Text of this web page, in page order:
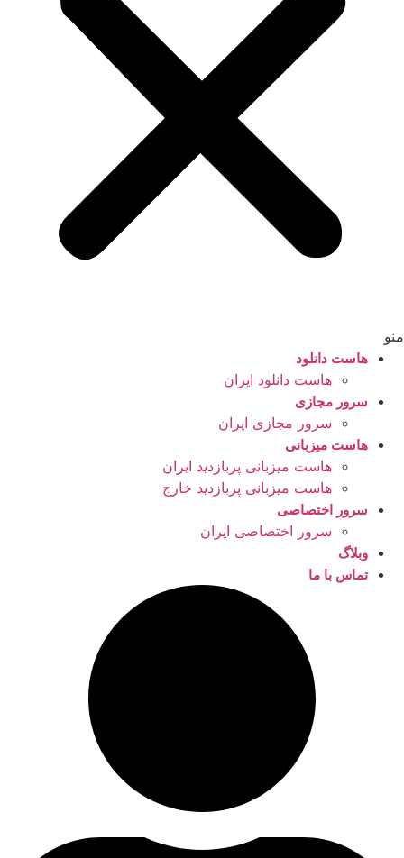
منو
هاست دانلود
هاست دانلود ایران
سرور مجازی
سرور مجازی ایران
هاست میزبانی
هاست میزبانی پربازدید ایران
هاست میزبانی پربازدید خارج
سرور اختصاصی
سرور اختصاصی ایران
وبلاگ
تماس با ما